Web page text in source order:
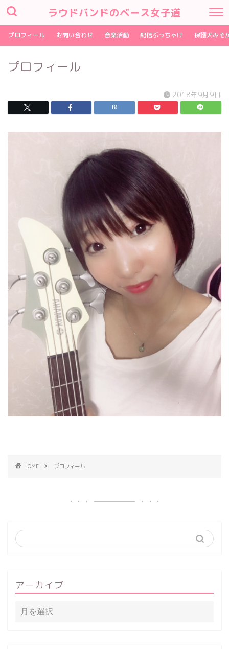
ラウドバンドのベース女子道
プロフィール お問い合わせ 音楽活動 配信ぶっちゃけ 保護犬みそ
プロフィール
2018年9月9日
HOME プロフィール
アーカイブ